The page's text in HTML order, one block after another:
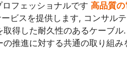
フェッショナルです 高品質
ビスを提供します, コンサル
得した耐久性のあるケーブ
推進に対する共通の取り組み